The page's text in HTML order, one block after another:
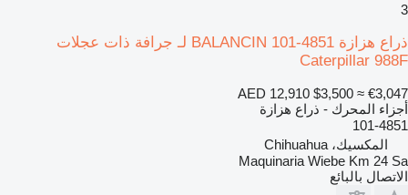
3
ذراع هزازة BALANCIN 101-4851 لـ جرافة ذات عجلات
Caterpillar 988F
AED 12,910 $3,500 ≈ €3,047
أجزاء المحرك - ذراع هزازة
101-4851
المكسيك، Chihuahua
Maquinaria Wiebe Km 24 Sa
الاتصال بالبائع